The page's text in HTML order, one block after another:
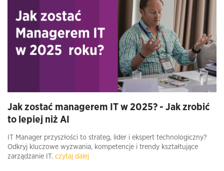
Jak zostać managerem IT w 2025? - Jak zrobić
to lepiej niż AI
IT Manager przyszłości to strateg, lider i ekspert technologiczny?
Odkryj kluczowe wyzwania, kompetencje i trendy kształtujące
zarządzanie IT. czytaj dalej